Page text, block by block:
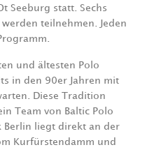
Seeburg statt. Sechs
teilnehmen. Jeden
und ältesten Polo
in den 90er Jahren mit
Diese Tradition
Team von Baltic Polo
Berlin liegt direkt an der
Kurfürstendamm und